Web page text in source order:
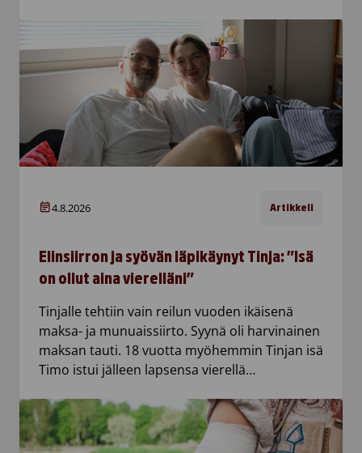
4.8.2026 Artikkeli
Elinsiirron ja syövän läpikäynyt Tinja: ”Isä
on ollut aina vierelläni”
Tinjalle tehtiin vain reilun vuoden ikäisenä
maksa- ja munuaissiirto. Syynä oli harvinainen
maksan tauti. 18 vuotta myöhemmin Tinjan isä
Timo istui jälleen lapsensa vierellä…